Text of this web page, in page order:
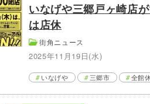
いなげや三郷戸ヶ崎店
は店休
街角ニュース
2025年11月19日(水)
いなげや 三郷市 全館